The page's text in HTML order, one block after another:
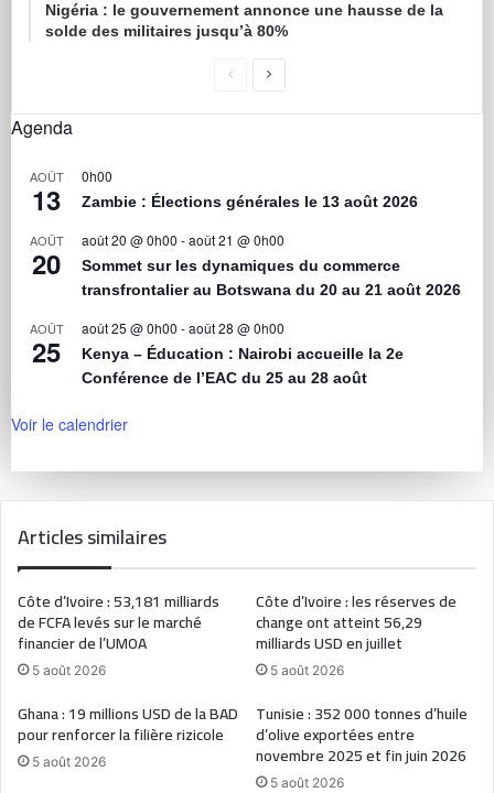
Nigéria : le gouvernement annonce une hausse de la
solde des militaires jusqu’à 80%
Agenda
AOÛT
13
0h00
Zambie : Élections générales le 13 août 2026
AOÛT
20
août 20 @ 0h00 -août 21 @ 0h00
Sommet sur les dynamiques du commerce
transfrontalier au Botswana du 20 au 21 août 2026
AOÛT
25
août 25 @ 0h00 -août 28 @ 0h00
Kenya – Éducation : Nairobi accueille la 2e
Conférence de l’EAC du 25 au 28 août
Voir le calendrier
Articles similaires
Côte d’Ivoire : 53,181 milliards
de FCFA levés sur le marché
financier de l’UMOA
5 août 2026
Côte d’Ivoire : les réserves de
change ont atteint 56,29
milliards USD en juillet
5 août 2026
Ghana : 19 millions USD de la BAD
pour renforcer la filière rizicole
5 août 2026
Tunisie : 352 000 tonnes d’huile
d’olive exportées entre
novembre 2025 et fin juin 2026
5 août 2026